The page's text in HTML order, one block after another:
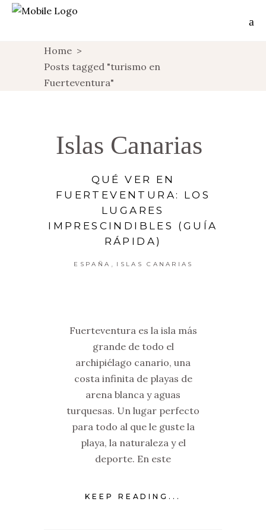
Home >
Posts tagged "turismo en
Fuerteventura"
Islas Canarias
QUÉ VER EN
FUERTEVENTURA: LOS
LUGARES
IMPRESCINDIBLES (GUÍA
RÁPIDA)
ESPAÑA ISLAS CANARIAS
Fuerteventura es la isla más
grande de todo el
archipiélago canario, una
costa infinita de playas de
arena blanca y aguas
turquesas. Un lugar perfecto
para todo al que le guste la
playa, la naturaleza y el
deporte. En este
KEEP READING...